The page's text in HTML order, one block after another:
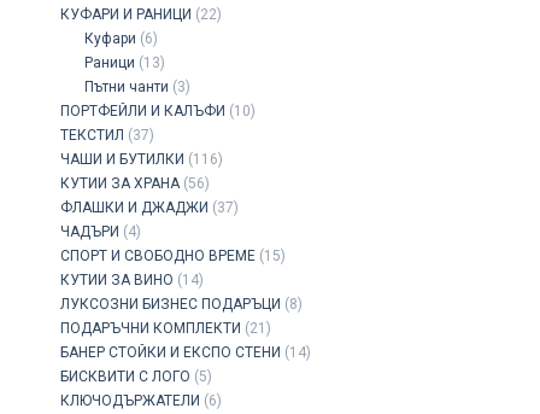
КУФАРИ И РАНИЦИ (22)
Куфари (6)
Раници (13)
Пътни чанти (3)
ПОРТФЕЙЛИ И КАЛЪФИ (10)
ТЕКСТИЛ (37)
ЧАШИ И БУТИЛКИ (116)
КУТИИ ЗА ХРАНА (56)
ФЛАШКИ И ДЖАДЖИ (37)
ЧАДЪРИ (4)
СПОРТ И СВОБОДНО ВРЕМЕ (15)
КУТИИ ЗА ВИНО (14)
ЛУКСОЗНИ БИЗНЕС ПОДАРЪЦИ (8)
ПОДАРЪЧНИ КОМПЛЕКТИ (21)
БАНЕР СТОЙКИ И ЕКСПО СТЕНИ (14)
БИСКВИТИ С ЛОГО (5)
КЛЮЧОДЪРЖАТЕЛИ (6)